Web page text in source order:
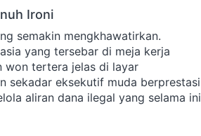
Ironi
semakin mengkhawatirkan.
yang tersebar di meja kerja
won tertera jelas di layar
sekadar eksekutif muda berprestasi
aliran dana ilegal yang selama ini